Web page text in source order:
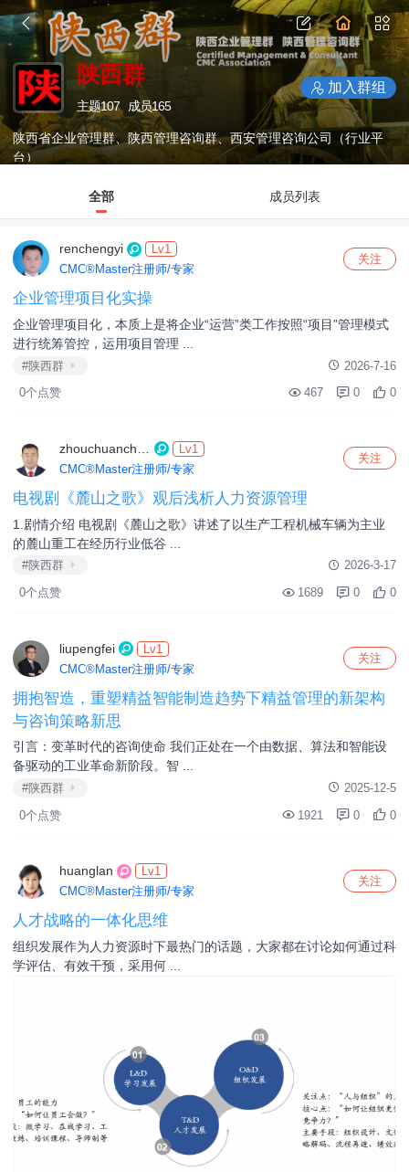
陕西群
主题107 成员165
加入群组
陕西省企业管理群、陕西管理咨询群、西安管理咨询公司（行业平
台）
全部 成员列表
renchengyi
Lv1
CMC®Master注册师/专家
关注
企业管理项目化实操
企业管理项目化，本质上是将企业“运营”类工作按照“项目”管理模式
进行统筹管控，运用项目管理 ...
#陕西群
2026-7-16
0个点赞
467 0 0
Lv1
CMC®Master注册师/专家
关注
电视剧《麓山之歌》观后浅析人力资源管理
1.剧情介绍 电视剧《麓山之歌》讲述了以生产工程机械车辆为主业
的麓山重工在经历行业低谷 ...
#陕西群
2026-3-17
0个点赞
1689 0 0
liupengfei
Lv1
CMC®Master注册师/专家
关注
拥抱智造，重塑精益智能制造趋势下精益管理的新架构
与咨询策略新思
引言：变革时代的咨询使命 我们正处在一个由数据、算法和智能设
备驱动的工业革命新阶段。智 ...
#陕西群
2025-12-5
0个点赞
1921 0 0
huanglan
Lv1
CMC®Master注册师/专家
关注
人才战略的一体化思维
组织发展作为人力资源时下最热门的话题，大家都在讨论如何通过科
学评估、有效干预，采用何 ...